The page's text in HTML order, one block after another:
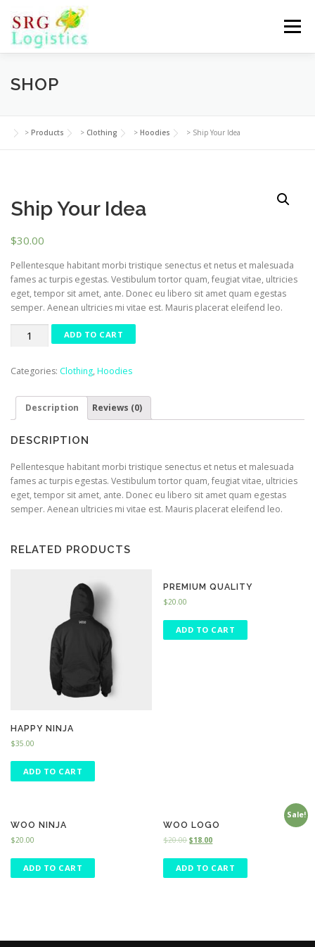
content
Menu
SHOP
> Products > Clothing > Hoodies > Ship Your Idea
Ship Your Idea
$30.00
Pellentesque habitant morbi tristique senectus et netus et malesuada
fames ac turpis egestas. Vestibulum tortor quam, feugiat vitae, ultricies
eget, tempor sit amet, ante. Donec eu libero sit amet quam egestas
semper. Aenean ultricies mi vitae est. Mauris placerat eleifend leo.
quantity
ADD TO CART
Categories: Clothing, Hoodies
Description Reviews (0)
DESCRIPTION
Pellentesque habitant morbi tristique senectus et netus et malesuada
fames ac turpis egestas. Vestibulum tortor quam, feugiat vitae, ultricies
eget, tempor sit amet, ante. Donec eu libero sit amet quam egestas
semper. Aenean ultricies mi vitae est. Mauris placerat eleifend leo.
RELATED PRODUCTS
HAPPY NINJA
$35.00
ADD TO CART
PREMIUM QUALITY
$20.00
ADD TO CART
WOO NINJA
$20.00
ADD TO CART
Sale!
WOO LOGO
$20.00 $18.00
ADD TO CART